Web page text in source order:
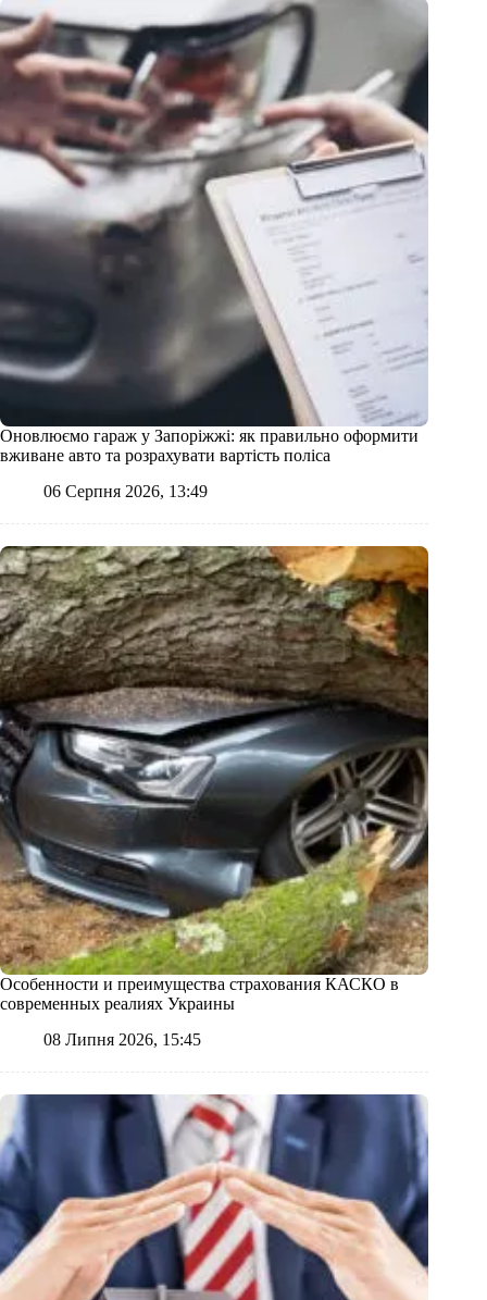
Оновлюємо гараж у Запоріжжі: як правильно оформити
вживане авто та розрахувати вартість поліса
06 Серпня 2026, 13:49
Особенности и преимущества страхования КАСКО в
современных реалиях Украины
08 Липня 2026, 15:45